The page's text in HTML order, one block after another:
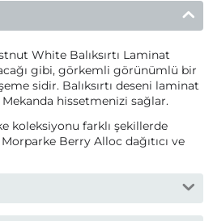
White Balıksırtı Laminat
gibi, görkemli görünümlü bir
sidir. Balıksırtı deseni laminat
hissetmenizi sağlar.
koleksiyonu farklı şekillerde
Berry Alloc dağıtıcı ve